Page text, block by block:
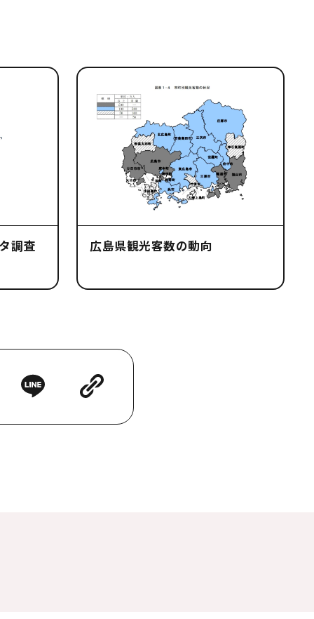
調査 広島県観光客数の動向